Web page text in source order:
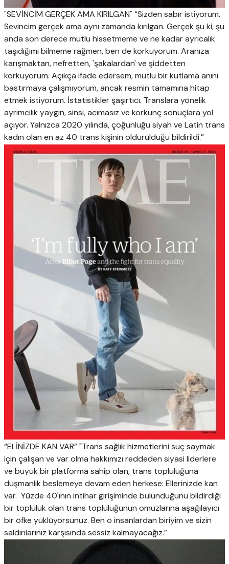
"SEVİNCİM GERÇEK AMA KIRILGAN" “Sizden sabır istiyorum.
Sevincim gerçek ama aynı zamanda kırılgan. Gerçek şu ki, şu
anda son derece mutlu hissetmeme ve ne kadar ayrıcalık
taşıdığımı bilmeme rağmen, ben de korkuyorum. Aranıza
karışmaktan, nefretten, 'şakalardan' ve şiddetten
korkuyorum. Açıkça ifade edersem, mutlu bir kutlama anını
bastırmaya çalışmıyorum, ancak resmin tamamına hitap
etmek istiyorum. İstatistikler şaşırtıcı. Translara yönelik
ayrımcılık yaygın, sinsi, acımasız ve korkunç sonuçlara yol
açıyor. Yalnızca 2020 yılında, çoğunluğu siyah ve Latin trans
kadın olan en az 40 trans kişinin öldürüldüğü bildirildi.”
“ELİNİZDE KAN VAR” "Trans sağlık hizmetlerini suç saymak
için çalışan ve var olma hakkımızı reddeden siyasi liderlere
ve büyük bir platforma sahip olan, trans topluluğuna
düşmanlık beslemeye devam eden herkese: Ellerinizde kan
var. Yüzde 40'ının intihar girişiminde bulunduğunu bildirdiği
bir topluluk olan trans topluluğunun omuzlarına aşağılayıcı
bir öfke yüklüyorsunuz. Ben o insanlardan biriyim ve sizin
saldırılarınız karşısında sessiz kalmayacağız.”